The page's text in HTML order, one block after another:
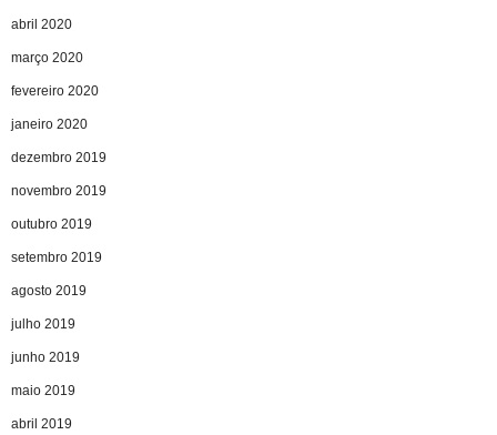
abril 2020
março 2020
fevereiro 2020
janeiro 2020
dezembro 2019
novembro 2019
outubro 2019
setembro 2019
agosto 2019
julho 2019
junho 2019
maio 2019
abril 2019